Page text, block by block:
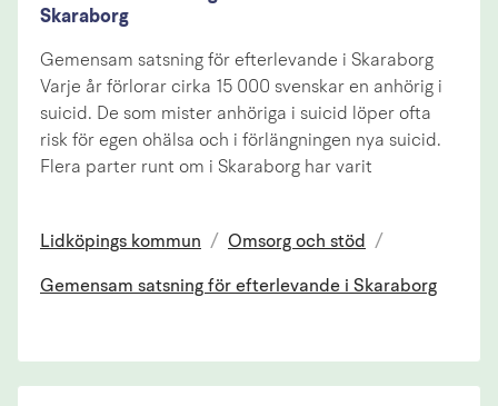
Skaraborg
Gemensam satsning för efterlevande i Skaraborg
Varje år förlorar cirka 15 000 svenskar en anhörig i
suicid. De som mister anhöriga i suicid löper ofta
risk för egen ohälsa och i förlängningen nya suicid.
Flera parter runt om i Skaraborg har varit
Lidköpings kommun / Omsorg och stöd /
Gemensam satsning för efterlevande i Skaraborg